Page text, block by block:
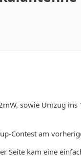
sowie Umzug
Contest am
Seite kam eine